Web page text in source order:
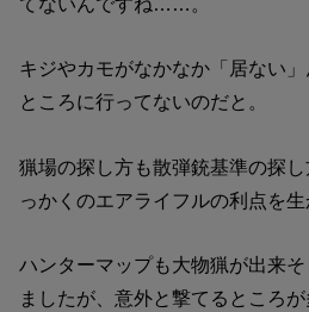
キジやカモがなかなか「居ない」
ところに行ってないのだと。
猟場の探し方も散弾銃基準の探
っかくのエアライフルの利点を生
ハンターマップも大物猟が出来
ましたが、意外と撃てるところが